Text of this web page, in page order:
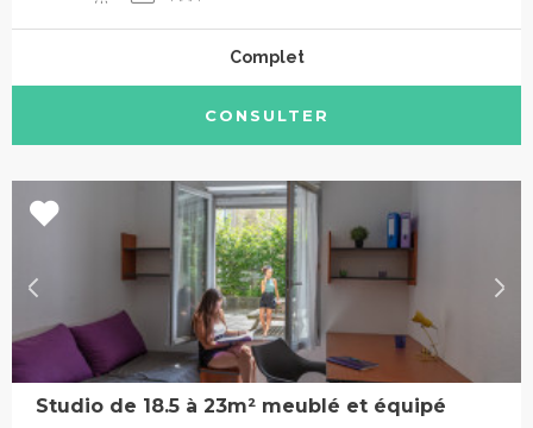
Complet
CONSULTER
Studio de 18.5 à 23m² meublé et équipé